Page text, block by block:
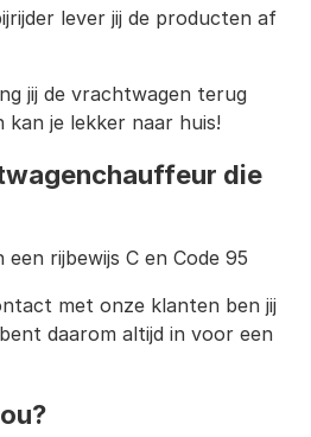
lever jij de producten af
jij de vrachtwagen terug
kan je lekker naar huis!
die
rijbewijs C en Code 95
met onze klanten ben jij
daarom altijd in voor een